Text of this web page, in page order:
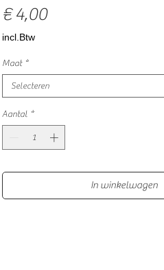
€ 4,00Prijs
incl.Btw
Maat *
Selecteren
Aantal *
In winkelwagen